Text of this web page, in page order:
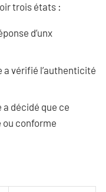
trois états :
d’unx
a vérifié l’authenticité
décidé que ce
ou conforme